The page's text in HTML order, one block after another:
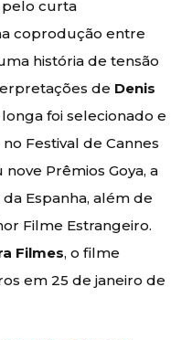
pelo curta
coprodução entre
história de tensão
de Denis
longa foi selecionado e
Festival de Cannes
Prêmios Goya, a
Espanha, além de
Filme Estrangeiro.
Filmes, o filme
em 25 de janeiro de